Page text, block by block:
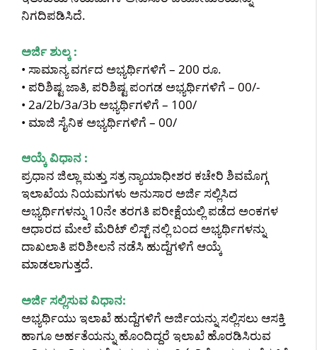
ನಿಗದಿಪಡಿಸಿದೆ.
ಅರ್ಜಿ ಶುಲ್ಕ :
• ಸಾಮಾನ್ಯ ವರ್ಗದ ಅಭ್ಯರ್ಥಿಗಳಿಗೆ – 200 ರೂ.
• ಪರಿಶಿಷ್ಟ ಜಾತಿ, ಪರಿಶಿಷ್ಟ ಪಂಗಡ ಅಭ್ಯರ್ಥಿಗಳಿಗೆ – 00/-
• 2a/2b/3a/3b ಅಭ್ಯರ್ಥಿಗಳಿಗೆ – 100/
• ಮಾಜಿ ಸೈನಿಕ ಅಭ್ಯರ್ಥಿಗಳಿಗೆ – 00/
ಆಯ್ಕೆ ವಿಧಾನ :
ಪ್ರಧಾನ ಜಿಲ್ಲಾ ಮತ್ತು ಸತ್ರ ನ್ಯಾಯಾಧೀಶರ ಕಚೇರಿ ಶಿವಮೊಗ್ಗ
ಇಲಾಖೆಯ ನಿಯಮಗಳು ಅನುಸಾರ ಅರ್ಜಿ ಸಲ್ಲಿಸಿದ
ಅಭ್ಯರ್ಥಿಗಳನ್ನು 10ನೇ ತರಗತಿ ಪರೀಕ್ಷೆಯಲ್ಲಿ ಪಡೆದ ಅಂಕಗಳ
ಆಧಾರದ ಮೇಲೆ ಮೆರಿಟ್ ಲಿಸ್ಟ್ ನಲ್ಲಿ ಬಂದ ಅಭ್ಯರ್ಥಿಗಳನ್ನು
ದಾಖಲಾತಿ ಪರಿಶೀಲನೆ ನಡೆಸಿ ಹುದ್ದೆಗಳಿಗೆ ಆಯ್ಕೆ
ಮಾಡಲಾಗುತ್ತದೆ.
ಅರ್ಜಿ ಸಲ್ಲಿಸುವ ವಿಧಾನ:
ಅಭ್ಯರ್ಥಿಯು ಇಲಾಖೆ ಹುದ್ದೆಗಳಿಗೆ ಅರ್ಜಿಯನ್ನು ಸಲ್ಲಿಸಲು ಆಸಕ್ತಿ
ಹಾಗೂ ಅರ್ಹತೆಯನ್ನು ಹೊಂದಿದ್ದರೆ ಇಲಾಖೆ ಹೊರಡಿಸಿರುವ